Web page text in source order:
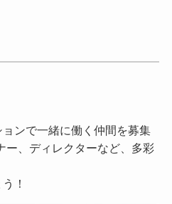
ンで一緒に働く仲間を募集
ー、ディレクターなど、多彩
！